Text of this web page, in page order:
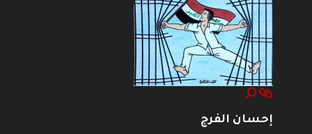
إحسان الفرج